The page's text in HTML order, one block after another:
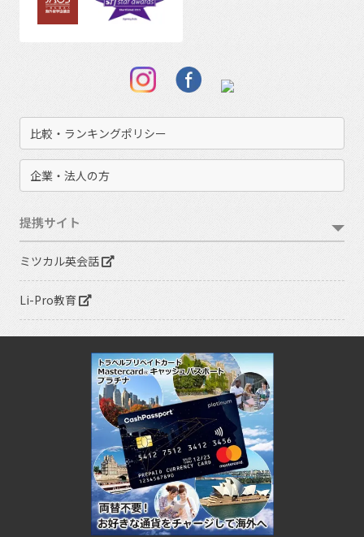
比較・ランキングポリシー
企業・法人の方
提携サイト
ミツカル英会話
Li-Pro教育